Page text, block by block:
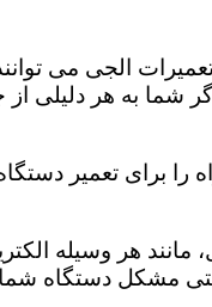
الجی می
شما به هر دلیلی از
برای تعمیر
مانند هر وسیله
مشکل دستگاه شما